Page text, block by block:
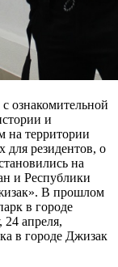
ознакомительной
и
на территории
для резидентов, о
на
и Республики
В прошлом
в городе
апреля,
в городе Джизак